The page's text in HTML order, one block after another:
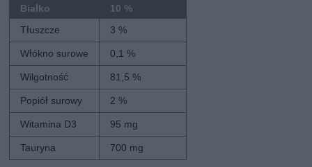
Białko
10 %
Tłuszcze
3 %
Włókno surowe 0,1 %
Wilgotność 81,5 %
Popiół surowy 2 %
Witamina D3 95 mg
Tauryna 700 mg